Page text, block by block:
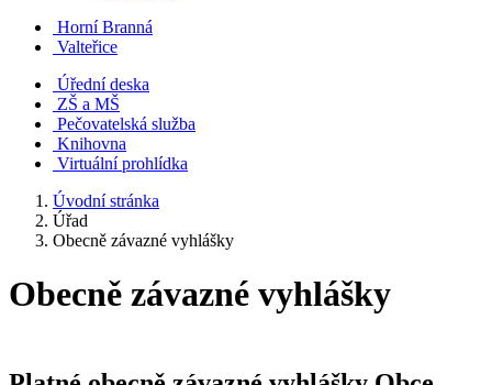
Horní Branná
Valteřice
Úřední deska
ZŠ a MŠ
Pečovatelská služba
Knihovna
Virtuální prohlídka
Úvodní stránka
Úřad
Obecně závazné vyhlášky
Obecně závazné vyhlášky